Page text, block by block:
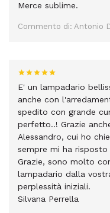
Merce sublime.
Commento di: Antonio
E' un lampadario
anche con
spedito con grande
perfetto..! Grazie
Alessandro, cui ho
sempre mi ha
Grazie, sono molto
lampadario dalla
perplessità iniziali.
Silvana Perrella